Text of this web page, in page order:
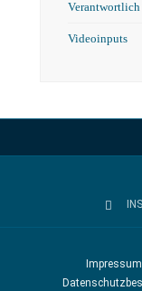
Videoinputs
Impressum